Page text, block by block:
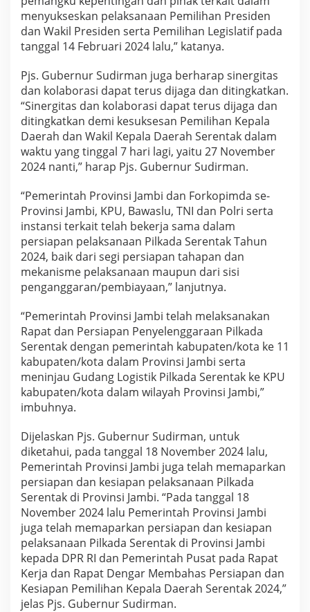
l
k
a
d
S
e
r
e
n
t
a
2
2
menyukseskan pelaksanaan Pemilihan Presiden
dan Wakil Presiden serta Pemilihan Legislatif pada
tanggal 14 Februari 2024 lalu,” katanya.
Pjs. Gubernur Sudirman juga berharap sinergitas
dan kolaborasi dapat terus dijaga dan ditingkatkan.
“Sinergitas dan kolaborasi dapat terus dijaga dan
ditingkatkan demi kesuksesan Pemilihan Kepala
Daerah dan Wakil Kepala Daerah Serentak dalam
waktu yang tinggal 7 hari lagi, yaitu 27 November
2024 nanti,” harap Pjs. Gubernur Sudirman.
“Pemerintah Provinsi Jambi dan Forkopimda se-
Provinsi Jambi, KPU, Bawaslu, TNI dan Polri serta
instansi terkait telah bekerja sama dalam
persiapan pelaksanaan Pilkada Serentak Tahun
2024, baik dari segi persiapan tahapan dan
mekanisme pelaksanaan maupun dari sisi
penganggaran/pembiayaan,” lanjutnya.
“Pemerintah Provinsi Jambi telah melaksanakan
Rapat dan Persiapan Penyelenggaraan Pilkada
Serentak dengan pemerintah kabupaten/kota ke 11
kabupaten/kota dalam Provinsi Jambi serta
meninjau Gudang Logistik Pilkada Serentak ke KPU
kabupaten/kota dalam wilayah Provinsi Jambi,”
imbuhnya.
Dijelaskan Pjs. Gubernur Sudirman, untuk
diketahui, pada tanggal 18 November 2024 lalu,
Pemerintah Provinsi Jambi juga telah memaparkan
persiapan dan kesiapan pelaksanaan Pilkada
Serentak di Provinsi Jambi. “Pada tanggal 18
November 2024 lalu Pemerintah Provinsi Jambi
juga telah memaparkan persiapan dan kesiapan
pelaksanaan Pilkada Serentak di Provinsi Jambi
kepada DPR RI dan Pemerintah Pusat pada Rapat
Kerja dan Rapat Dengar Membahas Persiapan dan
Kesiapan Pemilihan Kepala Daerah Serentak 2024,”
jelas Pjs. Gubernur Sudirman.